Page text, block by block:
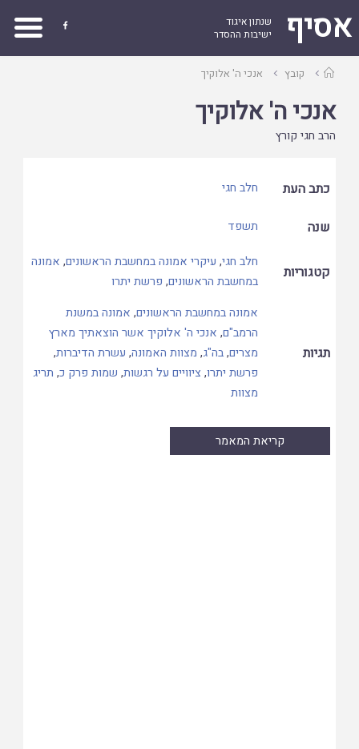
אסיף
שנתון איגוד
ישיבות ההסדר

עמודקובץ אנכי ה' אלוקיך
אנכי ה' אלוקיך
הרב חגי קורץ
כתב העת חלב חגי
שנה תשפד
קטגוריות
חלב חגי, עיקרי אמונה במחשבת הראשונים, אמונה
במחשבת הראשונים, פרשת יתרו
תגיות
אמונה במחשבת הראשונים, אמונה במשנת
הרמב"ם, אנכי ה' אלוקיך אשר הוצאתיך מארץ
מצרים,בה"ג, מצוות האמונה, עשרת הדיברות,
פרשת יתרו, ציוויים על רגשות, שמות פרק כ, תריג
מצוות
קריאת המאמר